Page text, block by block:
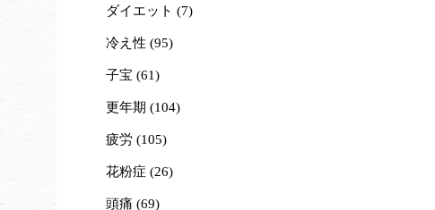
ダイエット (7)
冷え性 (95)
子宝 (61)
更年期 (104)
疲労 (105)
花粉症 (26)
頭痛 (69)